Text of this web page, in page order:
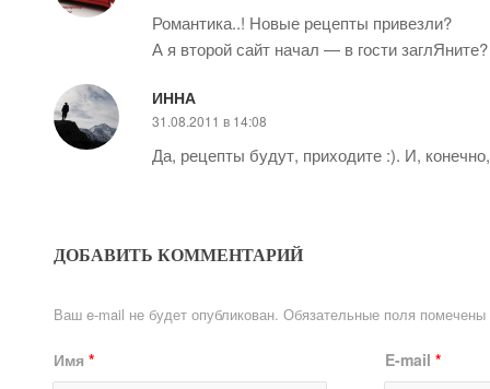
Романтика..! Новые рецепты привезли?
А я второй сайт начал — в гости
ИННА
31.08.2011 в 14:08
Да, рецепты будут, приходите :). И,
ДОБАВИТЬ КОММЕНТАРИЙ
Ваш e-mail не будет опубликован. Обязательные поля помечены
Имя * E-mail *